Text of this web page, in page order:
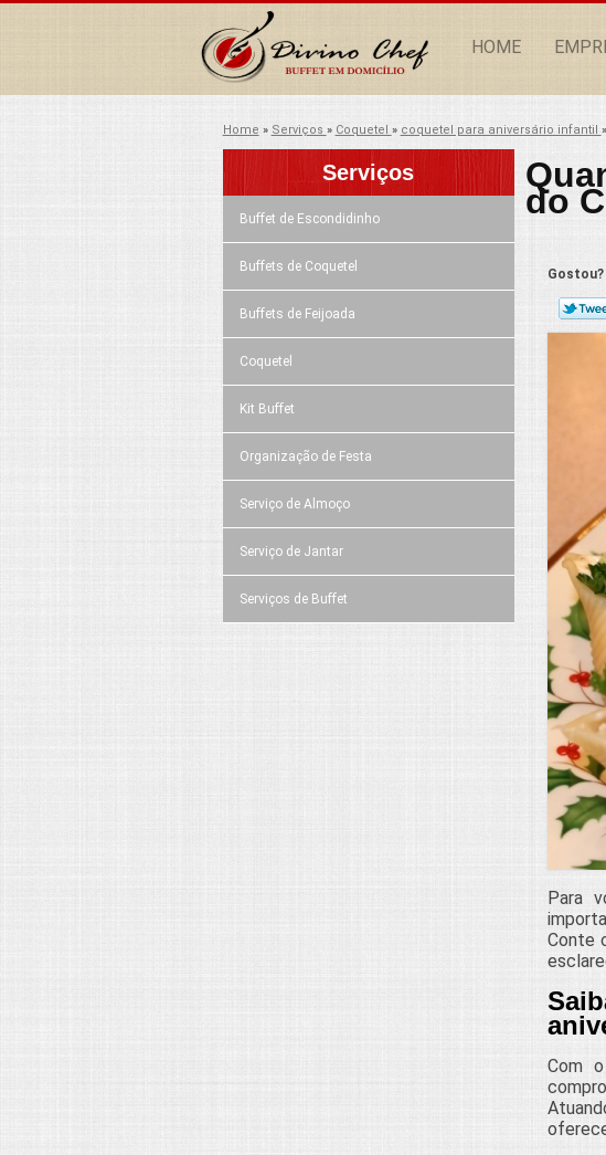
HOME
Home » Serviços » Coquetel » coquetel para aniversário infantil »
Serviços
Buffet de Escondidinho
Buffets de Coquetel
Buffets de Feijoada
Coquetel
Kit Buffet
Organização de Festa
Serviço de Almoço
Serviço de Jantar
Serviços de Buffet
do
Para
Conte
Com